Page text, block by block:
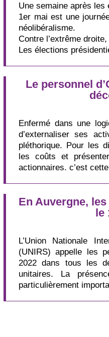
Une semaine après
1er mai est une
néolibéralisme.
Contre l’extrême
Les élections
Le personnel
Enfermé dans une
d’externaliser ses
pléthorique. Pour les
les coûts et
actionnaires. c’est
En Auvergne,
le
L’Union Nationale
(UNIRS) appelle les
2022 dans tous les
unitaires. La
particulièrement